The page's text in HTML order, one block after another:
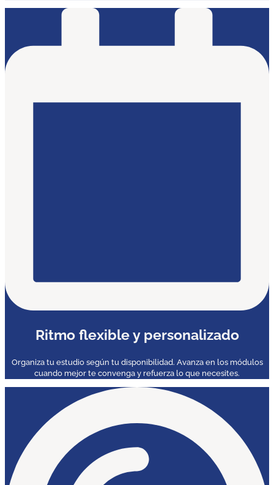
Ritmo flexible y personalizado
Organiza tu estudio según tu disponibilidad. Avanza en los módulos
cuando mejor te convenga y refuerza lo que necesites.